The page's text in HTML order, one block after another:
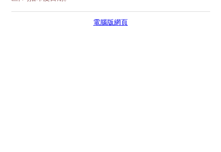
電腦版網頁